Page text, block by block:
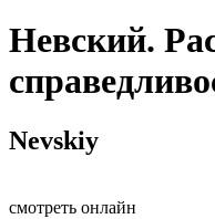
Невский.
Nevskiy
смотреть онлайн